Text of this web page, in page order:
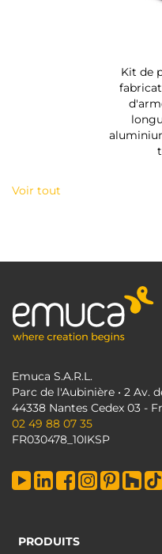
Kit de
Voir tout
Emuca S.A.R.L.
Parc de l'Aubinière • 2 Av.
44338 Nantes Cedex 03 -
02 49 88 07 35
FR030478_10IKSP
PRODUITS